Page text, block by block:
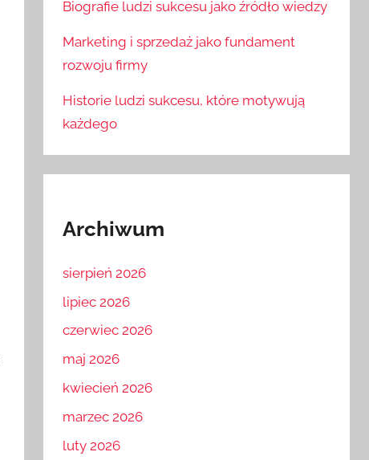
Biografie ludzi sukcesu jako źródło wiedzy
Marketing i sprzedaż jako fundament
rozwoju firmy
Historie ludzi sukcesu, które motywują
każdego
Archiwum
sierpień 2026
lipiec 2026
czerwiec 2026
maj 2026
kwiecień 2026
marzec 2026
luty 2026